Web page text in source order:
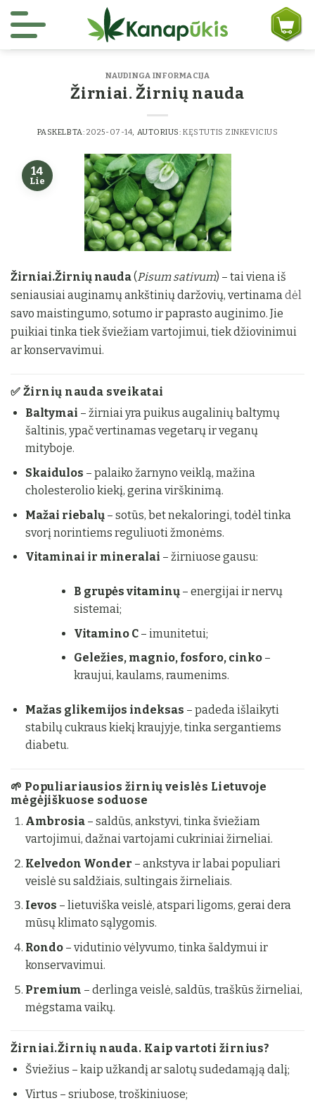
Skip to content
NAUDINGA INFORMACIJA
Žirniai. Žirnių nauda
PASKELBTA: 2025-07-14, AUTORIUS:KĘSTUTIS ZINKEVICIUS
14
Lie
Žirniai.Žirnių nauda(Pisum sativum) – tai viena iš
seniausiai auginamų ankštinių daržovių, vertinama dėl
savo maistingumo, sotumo ir paprasto auginimo. Jie
puikiai tinka tiek šviežiam vartojimui, tiek džiovinimui
ar konservavimui.
✅ Žirnių nauda sveikatai
Baltymai – žirniai yra puikus augalinių baltymų
šaltinis, ypač vertinamas vegetarų ir veganų
mityboje.
Skaidulos – palaiko žarnyno veiklą, mažina
cholesterolio kiekį, gerina virškinimą.
Mažai riebalų– sotūs, bet nekaloringi, todėl tinka
svorį norintiems reguliuoti žmonėms.
Vitaminai ir mineralai – žirniuose gausu:
B grupės vitaminų– energijai ir nervų
sistemai;
Vitamino C– imunitetui;
Geležies, magnio, fosforo, cinko–
kraujui, kaulams, raumenims.
Mažas glikemijos indeksas – padeda išlaikyti
stabilų cukraus kiekį kraujyje, tinka sergantiems
diabetu.
🌱 Populiariausios žirnių veislės Lietuvoje
mėgėjiškuose soduose
Ambrosia– saldūs, ankstyvi, tinka šviežiam
vartojimui, dažnai vartojami cukriniai žirneliai.
Kelvedon Wonder – ankstyva ir labai populiari
veislė su saldžiais, sultingais žirneliais.
Ievos – lietuviška veislė, atspari ligoms, gerai dera
mūsų klimato sąlygomis.
Rondo– vidutinio vėlyvumo, tinka šaldymui ir
konservavimui.
Premium – derlinga veislė, saldūs, traškūs žirneliai,
mėgstama vaikų.
Žirniai.Žirnių nauda. Kaip vartoti žirnius?
Šviežius – kaip užkandį ar salotų sudedamąją dalį;
Virtus – sriubose, troškiniuose;